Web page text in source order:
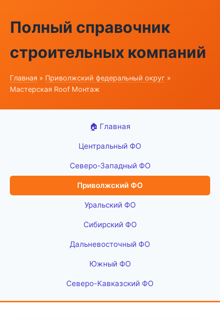
Полный справочник
строительных компаний
Главная » Приволжский федеральный округ »
Мастерская Roof Монтаж
🏠 Главная
Центральный ФО
Северо-Западный ФО
Приволжский ФО
Уральский ФО
Сибирский ФО
Дальневосточный ФО
Южный ФО
Северо-Кавказский ФО